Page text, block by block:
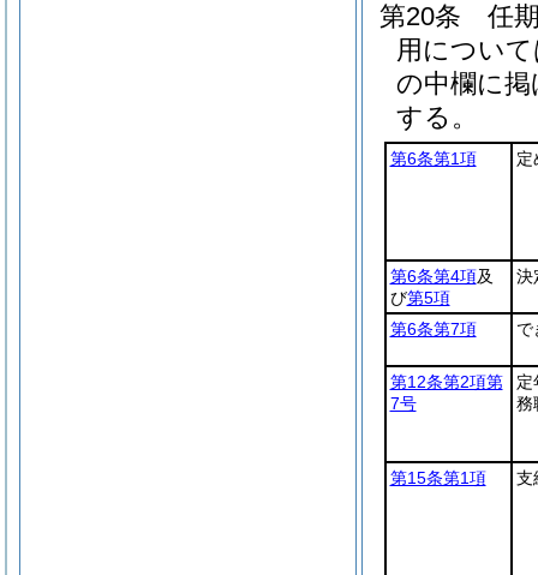
第20条
任
用につい
の中欄に
する。
第6条第1項 定
第6条第4項及
び第5項
決
第6条第7項 で
第12条第2項第
7号
定
務
第15条第1項 支